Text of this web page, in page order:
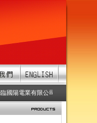
國陽電業有限公司 服務項目：